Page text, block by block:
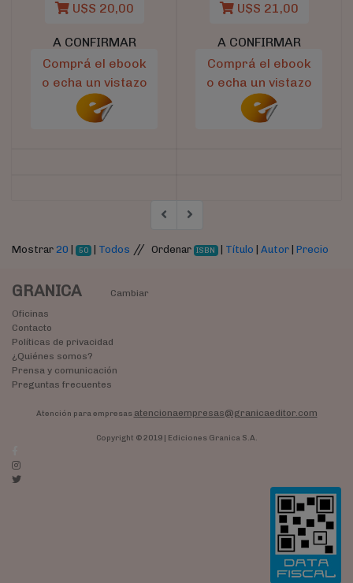
U$S 20,00
A CONFIRMAR
Comprá el ebook
o echa un vistazo
U$S 21,00
A CONFIRMAR
Comprá el ebook
o echa un vistazo
Mostrar 20 50 | Todos // Ordenar ISBN Título |Autor |Precio
GRANICA
Cambiar
Oficinas
Contacto
Políticas de privacidad
¿Quiénes somos?
Prensa y comunicación
Preguntas frecuentes
Atención para empresas atencionaempresas@granicaeditor.com
Copyright © 2019 | Ediciones Granica S.A.